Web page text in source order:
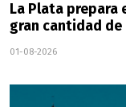
La Plata prepara
gran cantidad
01-08-2026